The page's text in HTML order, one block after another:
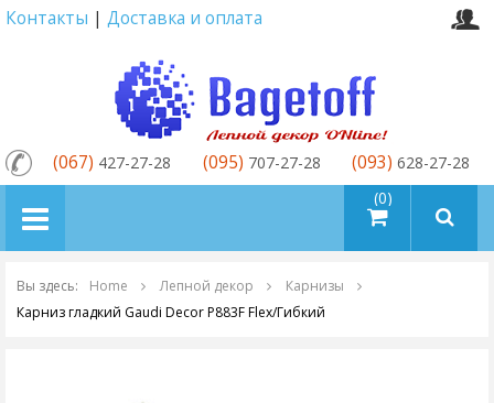
Контакты | Доставка и оплата
товаров (0)
(067) 427-27-28 (095) 707-27-28 (093) 628-27-28
Вы здесь: Home Лепной декор
Карнизы
Карниз гладкий Gaudi Decor P883F Flex/Гибкий